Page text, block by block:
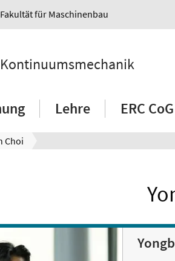
Fakultät für Maschinenbau
Lehre ERC
Choi